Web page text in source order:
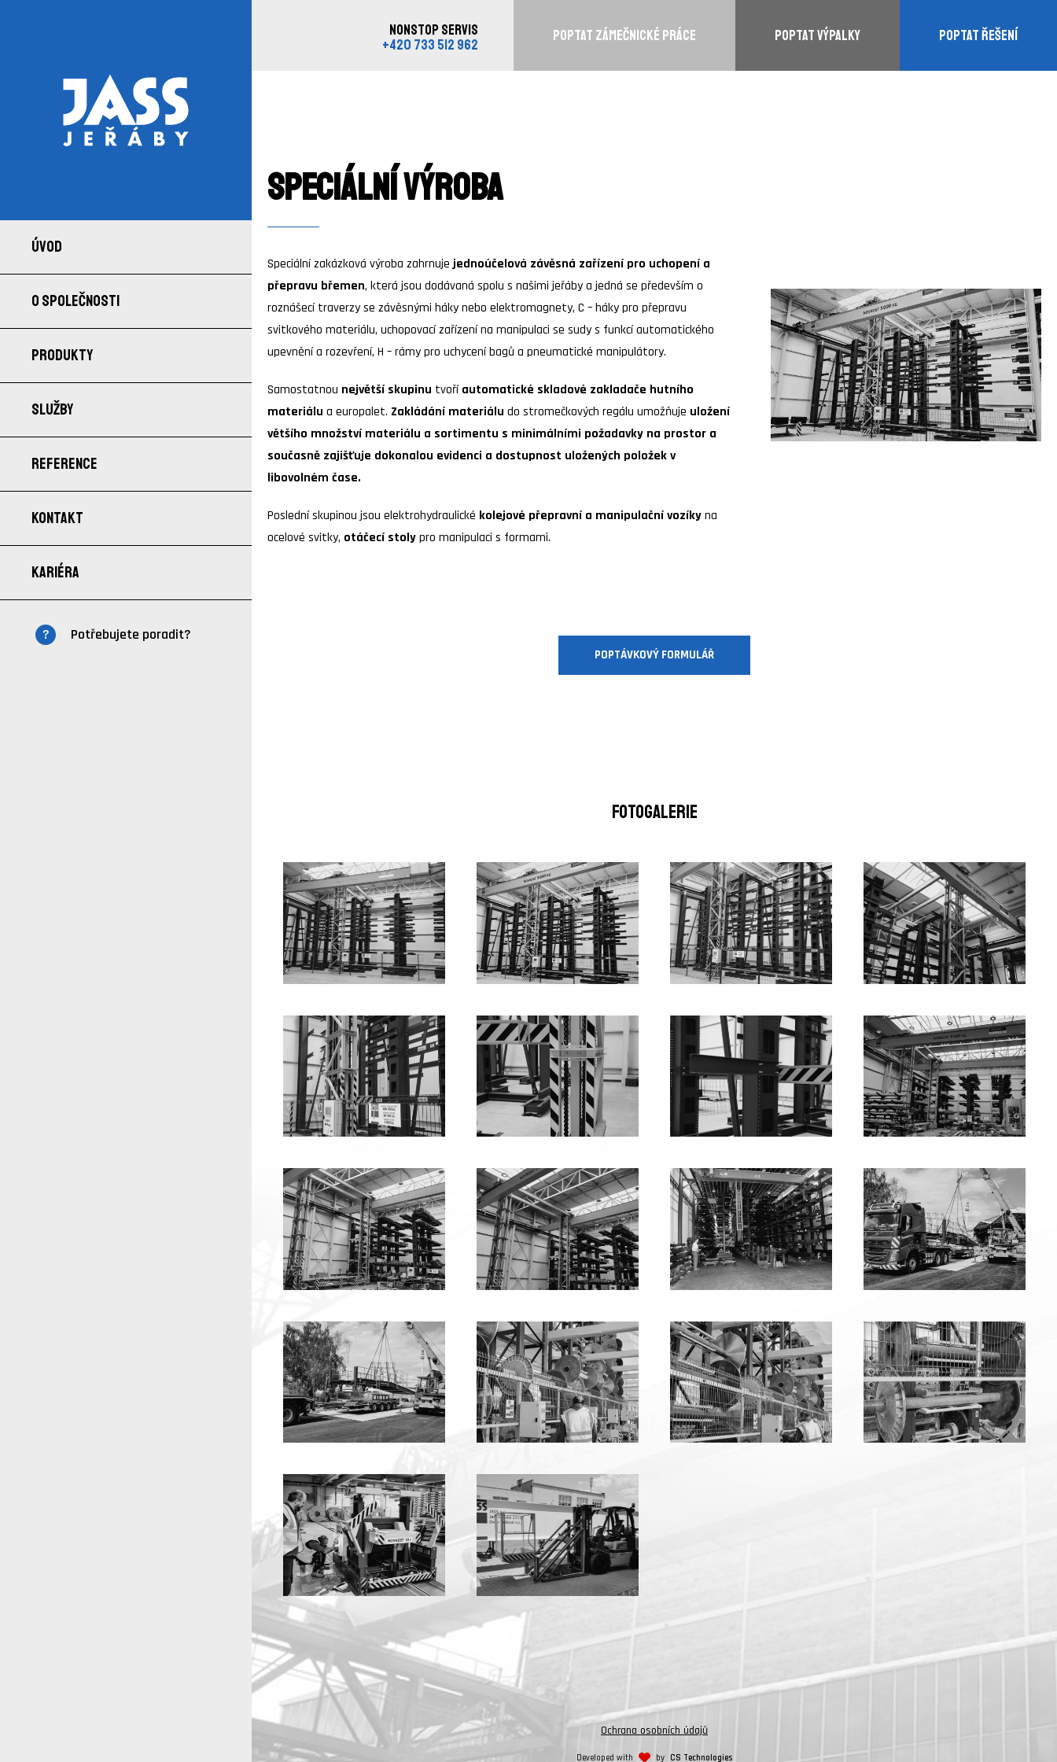
ÚVOD
O SPOLEČNOSTI
PRODUKTY
SLUŽBY
REFERENCE
KONTAKT
KARIÉRA
Potřebujete poradit?
NONSTOP SERVIS
+420 733 512 962
POPTAT ZÁMEČNICKÉ PRÁCE POPTAT VÝPALKY POPTAT ŘEŠENÍ
Speciální výroba
Speciální zakázková výroba zahrnujejednoúčelová závěsná zařízení pro uchopení a
přepravu břemen, která jsou dodávaná spolu s našimi jeřáby a jedná se především o
roznášecí traverzy se závěsnými háky nebo elektromagnety, C – háky pro přepravu
svitkového materiálu, uchopovací zařízení na manipulaci se sudy s funkcí automatického
upevnění a rozevření, H – rámy pro uchycení bagů a pneumatické manipulátory.
Samostatnou největší skupinu tvoříautomatické skladové zakladače hutního
materiálu a europalet. Zakládání materiálu do stromečkových regálu umožňuje uložení
většího množství materiálu a sortimentu s minimálními požadavky na prostor a
současně zajišťuje dokonalou evidenci a dostupnost uložených položek v
libovolném čase.
Poslední skupinou jsou elektrohydraulické kolejové přepravní a manipulační vozíkyna
ocelové svitky, otáčecí stolypro manipulaci s formami.
POPTÁVKOVÝ FORMULÁŘ
FOTOGALERIE
Ochrana osobních údajů
Developed with by CS Technologies